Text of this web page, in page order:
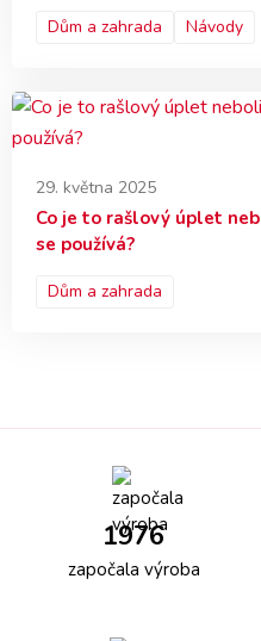
Dům a zahrada Návody
29. května 2025
Co je to rašlový úplet
se používá?
Dům a zahrada
1976
započala výroba